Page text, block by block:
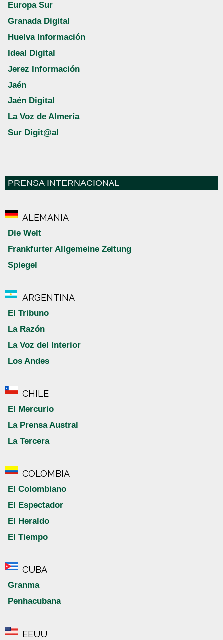
Europa Sur
Granada Digital
Huelva Información
Ideal Digital
Jerez Información
Jaén
Jaén Digital
La Voz de Almería
Sur Digit@al
PRENSA INTERNACIONAL
ALEMANIA
Die Welt
Frankfurter Allgemeine Zeitung
Spiegel
ARGENTINA
El Tribuno
La Razón
La Voz del Interior
Los Andes
CHILE
El Mercurio
La Prensa Austral
La Tercera
COLOMBIA
El Colombiano
El Espectador
El Heraldo
El Tiempo
CUBA
Granma
Penhacubana
EEUU